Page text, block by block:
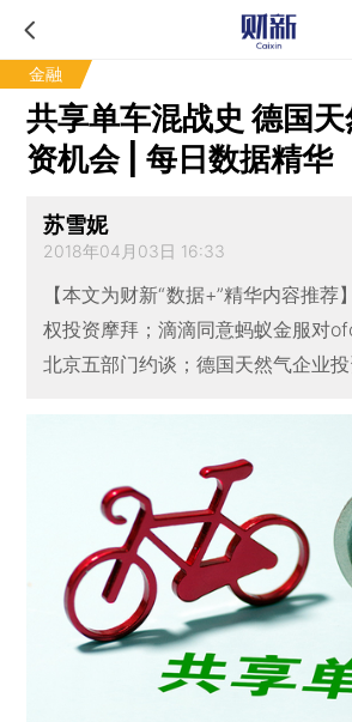
金融
共享单车混战史 德国
资机会 | 每日数据精华
苏雪妮
2018年04月03日 16:33
【本文为财新“数据+”精华内容推荐
权投资摩拜；滴滴同意蚂蚁金服对
北京五部门约谈；德国天然气企业